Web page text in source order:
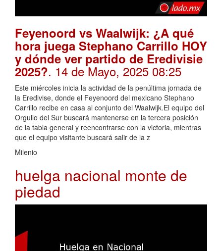
Feyenoord vs Waalwijk: ¿A qué
hora juega Stephano Carrillo HOY
y dónde ver partido de Eredivisie
2025?. 14 de Mayo, 2025 08:25
Este miércoles inicia la actividad de la penúltima jornada de
la Eredivise, donde el Feyenoord del mexicano Stephano
Carrillo recibe en casa al conjunto del Waalwijk.El equipo del
Orgullo del Sur buscará mantenerse en la tercera posición
de la tabla general y reencontrarse con la victoria, mientras
que el equipo visitante buscará salir de la z
Milenio
huelga nacional monte de
piedad